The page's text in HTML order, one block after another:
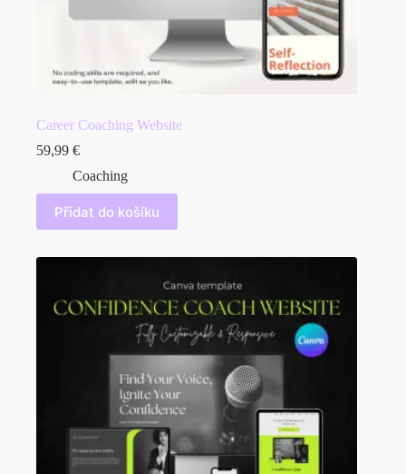
Career Coaching Website
59,99 €
Coaching
Přidat do košíku